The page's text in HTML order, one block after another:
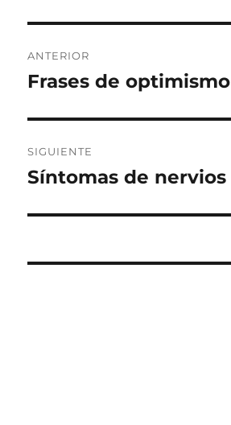
de
ANTERIOR
Entrada
Frases de optimismo
SIGUIENTE
Entrada
Síntomas de nervios